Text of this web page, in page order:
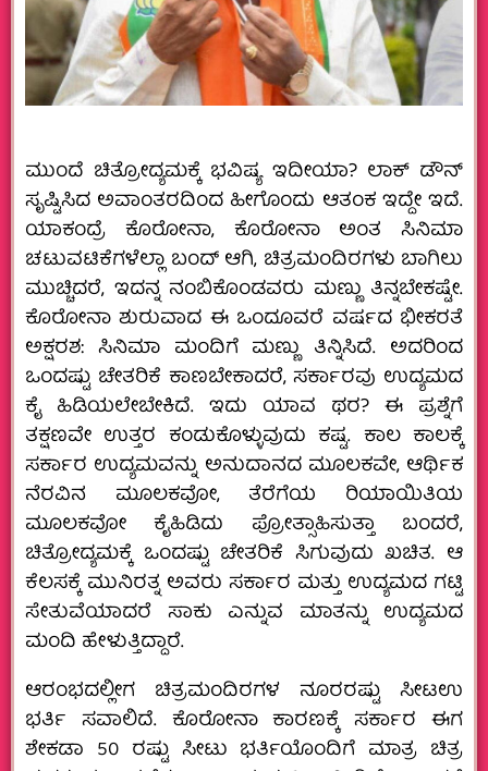
ಮುಂದೆ ಚಿತ್ರೋದ್ಯಮಕ್ಕೆ ಭವಿಷ್ಯ ಇದೀಯಾ? ಲಾಕ್ ಡೌನ್
ಸೃಷ್ಟಿಸಿದ ಅವಾಂತರದಿಂದ ಹೀಗೊಂದು ಆತಂಕ ಇದ್ದೇ ಇದೆ.
ಯಾಕಂದ್ರೆ ಕೊರೋನಾ, ಕೊರೋನಾ ಅಂತ ಸಿನಿಮಾ
ಚಟುವಟಿಕೆಗಳೆಲ್ಲಾ ಬಂದ್ ಆಗಿ, ಚಿತ್ರಮಂದಿರಗಳು ಬಾಗಿಲು
ಮುಚ್ಚಿದರೆ, ಇದನ್ನ ನಂಬಿಕೊಂಡವರು ಮಣ್ಣು ತಿನ್ನಬೇಕಷ್ಟೇ.
ಕೊರೋನಾ ಶುರುವಾದ ಈ ಒಂದೂವರೆ ವರ್ಷದ ಭೀಕರತೆ
ಅಕ್ಷರಶ: ಸಿನಿಮಾ ಮಂದಿಗೆ ಮಣ್ಣು ತಿನ್ನಿಸಿದೆ. ಅದರಿಂದ
ಒಂದಷ್ಟು ಚೇತರಿಕೆ ಕಾಣಬೇಕಾದರೆ, ಸರ್ಕಾರವು ಉದ್ಯಮದ
ಕೈ ಹಿಡಿಯಲೇಬೇಕಿದೆ. ಇದು ಯಾವ ಥರ? ಈ ಪ್ರಶ್ನೆಗೆ
ತಕ್ಷಣವೇ ಉತ್ತರ ಕಂಡುಕೊಳ್ಳುವುದು ಕಷ್ಟ. ಕಾಲ ಕಾಲಕ್ಕೆ
ಸರ್ಕಾರ ಉದ್ಯಮವನ್ನು ಅನುದಾನದ ಮೂಲಕವೇ, ಆರ್ಥಿಕ
ನೆರವಿನ ಮೂಲಕವೋ, ತೆರೆಗೆಯ ರಿಯಾಯಿತಿಯ
ಮೂಲಕವೋ ಕೈಹಿಡಿದು ಪ್ರೋತ್ಸಾಹಿಸುತ್ತಾ ಬಂದರೆ,
ಚಿತ್ರೋದ್ಯಮಕ್ಕೆ ಒಂದಷ್ಟು ಚೇತರಿಕೆ ಸಿಗುವುದು ಖಚಿತ. ಆ
ಕೆಲಸಕ್ಕೆ ಮುನಿರತ್ನ ಅವರು ಸರ್ಕಾರ ಮತ್ತು ಉದ್ಯಮದ ಗಟ್ಟಿ
ಸೇತುವೆಯಾದರೆ ಸಾಕು ಎನ್ನುವ ಮಾತನ್ನು ಉದ್ಯಮದ
ಮಂದಿ ಹೇಳುತ್ತಿದ್ದಾರೆ.
ಆರಂಭದಲ್ಲೀಗ ಚಿತ್ರಮಂದಿರಗಳ ನೂರರಷ್ಟು ಸೀಟಉ
ಭರ್ತಿ ಸವಾಲಿದೆ. ಕೊರೋನಾ ಕಾರಣಕ್ಕೆ ಸರ್ಕಾರ ಈಗ
ಶೇಕಡಾ 50 ರಷ್ಟು ಸೀಟು ಭರ್ತಿಯೊಂದಿಗೆ ಮಾತ್ರ ಚಿತ್ರ